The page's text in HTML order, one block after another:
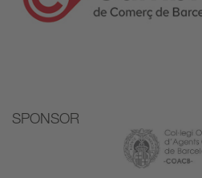
SPONSOR